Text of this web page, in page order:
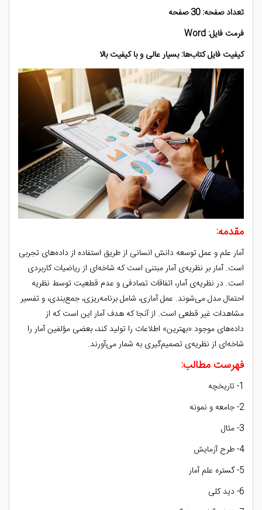
تعداد صفحه: 30 صفحه
فرمت فایل: Word
کیفیت فایل کتاب‌ها: بسیار عالی و با کیفیت بالا
مقدمه:
آمار علم و عمل توسعه دانش انسانی از طریق استفاده از داده‌های تجربی
است. آمار بر نظریه‌ی آمار مبتنی است که شاخه‌ای از ریاضیات کاربردی
است. در نظریه‌ی آمار، اتفاقات تصادفی و عدم قطعیت توسط نظریه
احتمال مدل می‌شوند. عمل آماری، شامل برنامه‌ریزی، جمع‌بندی، و تفسیر
مشاهدات غیر قطعی است. از آنجا که هدف آمار این است که از
داده‌های موجود «بهترین» اطلاعات را تولید کند، بعضی مؤلفین آمار را
شاخه‌ای از نظریه‌ی تصمیم‌گیری به شمار می‌آورند.
فهرست مطالب:
1- تاریخچه
2- جامعه و نمونه
3- مثال
4- طرح آزمایش
5- گستره علم آمار
6- دید کلی